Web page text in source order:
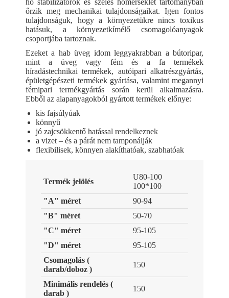
hő stabilizátorok és széles hőmérséklet tartományban
őrzik meg mechanikai tulajdonságaikat. Igen fontos
tulajdonságuk, hogy a környezetükre nincs toxikus
hatásuk, a környezetkímélő csomagolóanyagok
csoportjába tartoznak.
Ezeket a hab üveg idom leggyakrabban a bútoripar,
mint a üveg vagy fém és a fa termékek
híradástechnikai termékek, autóipari alkatrészgyártás,
épületgépészeti termékek gyártása, valamint megannyi
fémipari termékgyártás során kerül alkalmazásra.
Ebből az alapanyagokból gyártott termékek előnye:
kis fajsúlyúak
könnyű
jó zajcsökkentő hatással rendelkeznek
a vizet – és a párát nem tamponálják
flexibilisek, könnyen alakíthatóak, szabhatóak
Termék jelölés
U80-100
100*100
"A" méret
90-94
"B" méret
50-70
"C" méret
95-105
"D" méret
95-105
Csomagolás (
darab/doboz )
150
Minimális rendelés (
darab )
150